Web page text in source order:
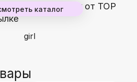
подарок от TOP
каталог